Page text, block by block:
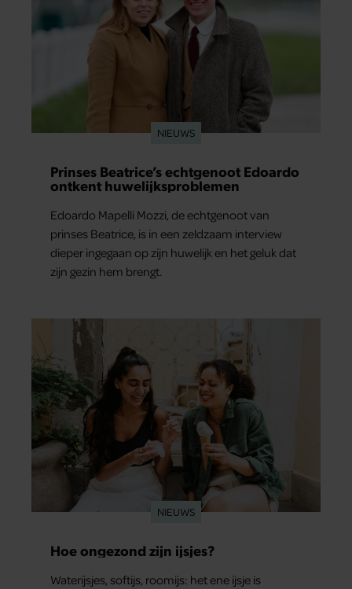
NIEUWS
Prinses Beatrice’s echtgenoot Edoardo
ontkent huwelijksproblemen
Edoardo Mapelli Mozzi, de echtgenoot van
prinses Beatrice, is in een zeldzaam interview
dieper ingegaan op zijn huwelijk en het geluk dat
zijn gezin hem brengt.
NIEUWS
Hoe ongezond zijn ijsjes?
Waterijsjes, softijs, roomijs: het ene ijsje is